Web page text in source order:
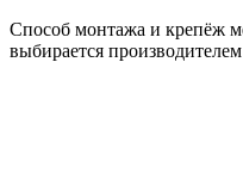
Способ монтажа и крепёж
выбирается